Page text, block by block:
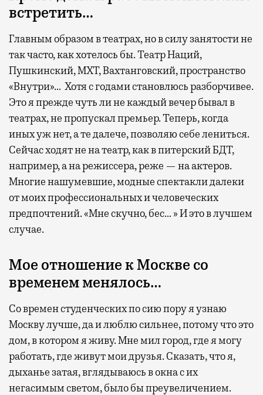
встретить…
Главным образом в театрах, но в силу занятости не
так часто, как хотелось бы. Театр Наций,
Пушкинский, МХТ, Вахтанговский, пространство
«Внутри»… Хотя с годами становлюсь разборчивее.
Это я прежде чуть ли не каждый вечер бывал в
театрах, не пропускал премьер. Теперь, когда
иных уж нет, а те далече, позволяю себе лениться.
Сейчас ходят не на театр, как в питерский БДТ,
например, а на режиссера, реже — на актеров.
Многие нашумевшие, модные спектакли далеки
от моих профессиональных и человеческих
предпочтений. «Мне скучно, бес… » И это в лучшем
случае.
Мое отношение к Москве со
временем менялось…
Со времен студенческих по сию пору я узнаю
Москву лучше, да и люблю сильнее, потому что это
дом, в котором я живу. Мне мил город, где я могу
работать, где живут мои друзья. Сказать, что я,
дыханье затая, вглядываюсь в окна с их
негасимым светом, было бы преувеличением.